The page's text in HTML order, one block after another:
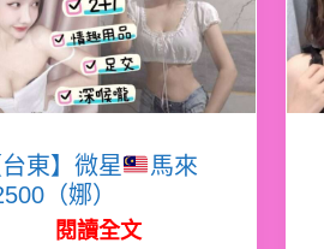
台東】微星
馬來
（娜）
閱讀全文